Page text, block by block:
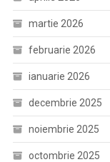
martie 2026
februarie 2026
ianuarie 2026
decembrie 2025
noiembrie 2025
octombrie 2025